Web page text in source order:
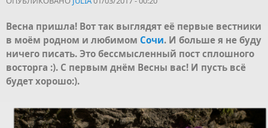
Весна пришла! Вот так выглядят её первые вестники
в моём родном и любимом Сочи. И больше я не буду
ничего писать. Это бессмысленный пост сплошного
восторга :). С первым днём Весны вас! И пусть всё
будет хорошо:).